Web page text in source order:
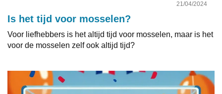
21/04/2024
Is het tijd voor mosselen?
Voor liefhebbers is het altijd tijd voor mosselen, maar is het
voor de mosselen zelf ook altijd tijd?